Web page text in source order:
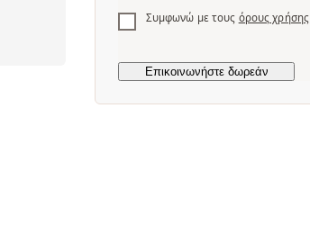
Συμφωνώ με τους όρους χρήσης